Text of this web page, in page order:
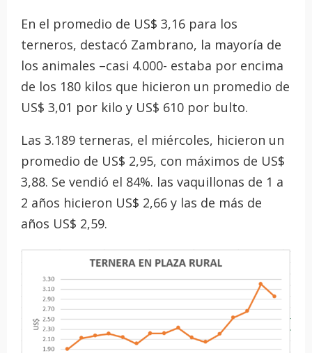
En el promedio de US$ 3,16 para los
terneros, destacó Zambrano, la mayoría de
los animales –casi 4.000- estaba por encima
de los 180 kilos que hicieron un promedio de
US$ 3,01 por kilo y US$ 610 por bulto.
Las 3.189 terneras, el miércoles, hicieron un
promedio de US$ 2,95, con máximos de US$
3,88. Se vendió el 84%. las vaquillonas de 1 a
2 años hicieron US$ 2,66 y las de más de
años US$ 2,59.